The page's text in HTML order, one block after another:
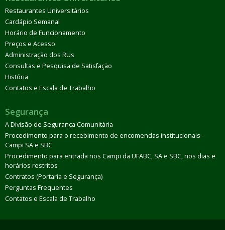
Restaurantes Universitários
Cardápio Semanal
Horário de Funcionamento
Preços e Acesso
Administração dos RUs
Consultas e Pesquisa de Satisfação
História
Contatos e Escala de Trabalho
Segurança
A Divisão de Segurança Comunitária
Procedimento para o recebimento de encomendas institucionais -
Campi SA e SBC
Procedimento para entrada nos Campi da UFABC, SA e SBC, nos dias e
horários restritos
Contratos (Portaria e Segurança)
Perguntas Frequentes
Contatos e Escala de Trabalho